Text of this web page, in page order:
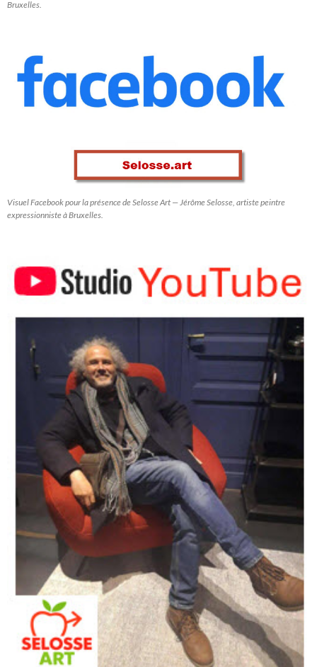
Bruxelles.
Visuel Facebook pour la présence de Selosse Art — Jérôme Selosse, artiste peintre
expressionniste à Bruxelles.